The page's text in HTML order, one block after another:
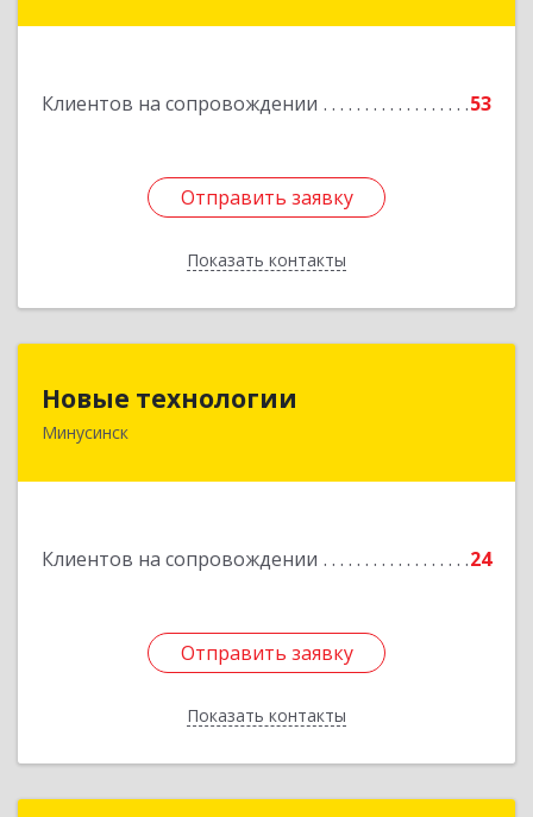
Клиентов на сопровождении 53
Отправить заявку
Показать контакты
Отправить заявку
Назад
Новые технологии
Минусинск
Клиентов на сопровождении 24
Отправить заявку
Показать контакты
662606, Красноярский край, Минусинск г,
Отправить заявку
Назад